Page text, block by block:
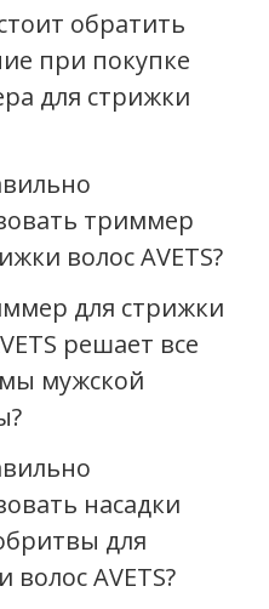
обратить
при покупке
для стрижки
триммер
волос AVETS?
для стрижки
решает все
мужской
насадки
для
волос AVETS?